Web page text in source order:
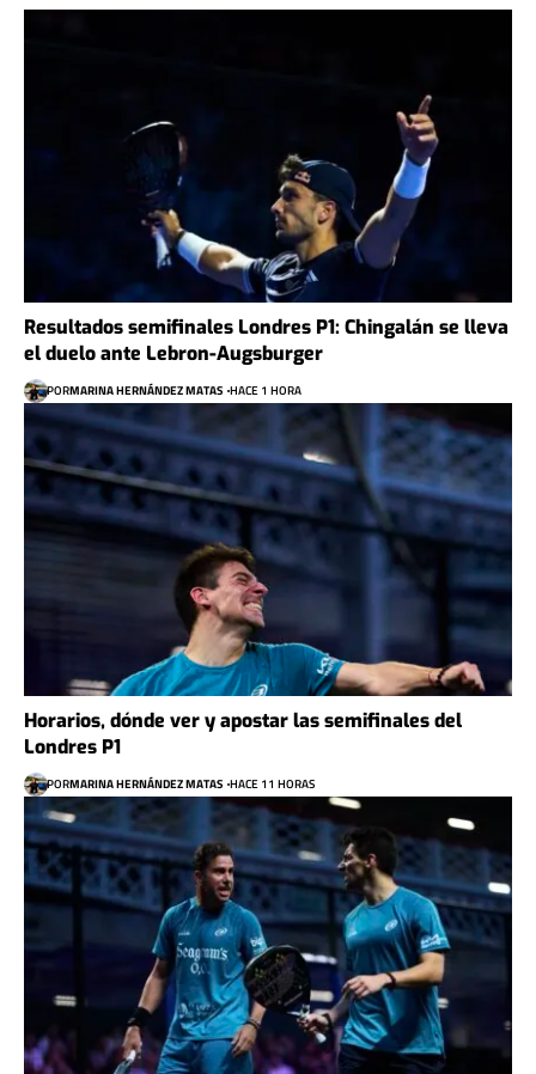
Resultados semifinales Londres P1: Chingalán se lleva
el duelo ante Lebron-Augsburger
PORMARINA HERNÁNDEZ MATAS HACE 1 HORA
Horarios, dónde ver y apostar las semifinales del
Londres P1
PORMARINA HERNÁNDEZ MATAS HACE 11 HORAS